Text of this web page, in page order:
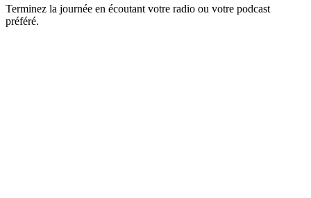
Terminez la journée en écoutant votre radio ou votre podcast
préféré.